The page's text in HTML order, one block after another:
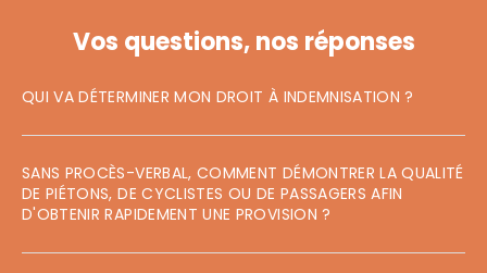
Vos questions, nos réponses
QUI VA DÉTERMINER MON DROIT À INDEMNISATION ?
SANS PROCÈS-VERBAL, COMMENT DÉMONTRER LA QUALITÉ
DE PIÉTONS, DE CYCLISTES OU DE PASSAGERS AFIN
D'OBTENIR RAPIDEMENT UNE PROVISION ?